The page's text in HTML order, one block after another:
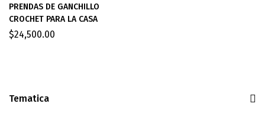
Tematica
PRENDAS DE GANCHILLO
CROCHET PARA LA CASA
$24,500.00